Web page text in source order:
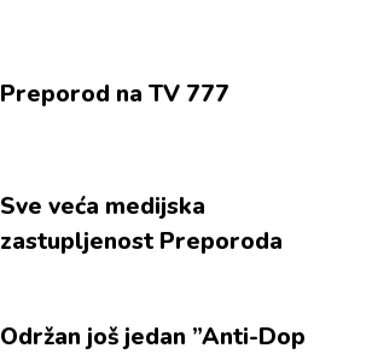
Preporod na TV 777
Sve veća medijska
zastupljenost Preporoda
Održan još jedan ”Anti-Dop